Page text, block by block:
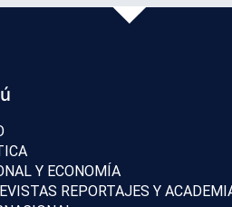
Y ECONOMÍA
REPORTAJES Y